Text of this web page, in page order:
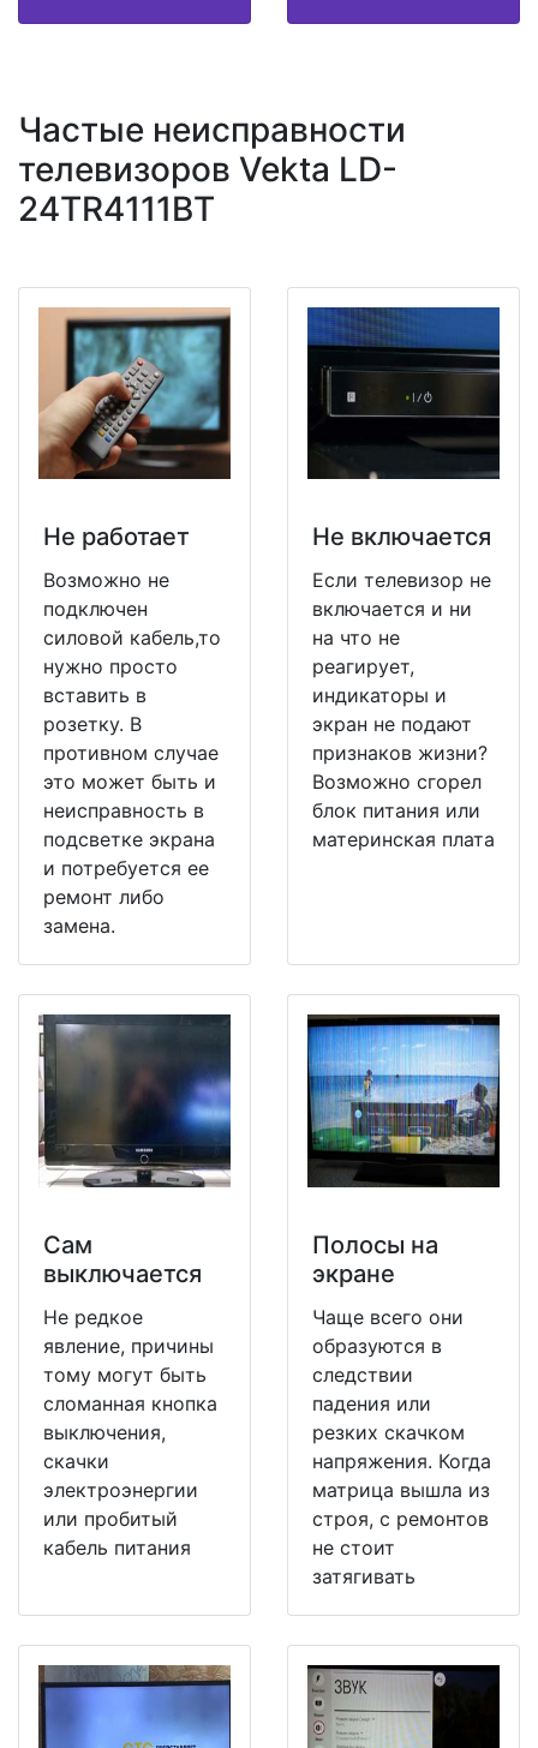
Частые неисправности
телевизоров Vekta LD-
24TR4111BT
Не работает
Возможно не
подключен
силовой кабель,то
нужно просто
вставить в
розетку. В
противном случае
это может быть и
неисправность в
подсветке экрана
и потребуется ее
ремонт либо
замена.
Не включается
Если телевизор не
включается и ни
на что не
реагирует,
индикаторы и
экран не подают
признаков жизни?
Возможно сгорел
блок питания или
материнская плата
Сам
выключается
Не редкое
явление, причины
тому могут быть
сломанная кнопка
выключения,
скачки
электроэнергии
или пробитый
кабель питания
Полосы на
экране
Чаще всего они
образуются в
следствии
падения или
резких скачком
напряжения. Когда
матрица вышла из
строя, с ремонтов
не стоит
затягивать